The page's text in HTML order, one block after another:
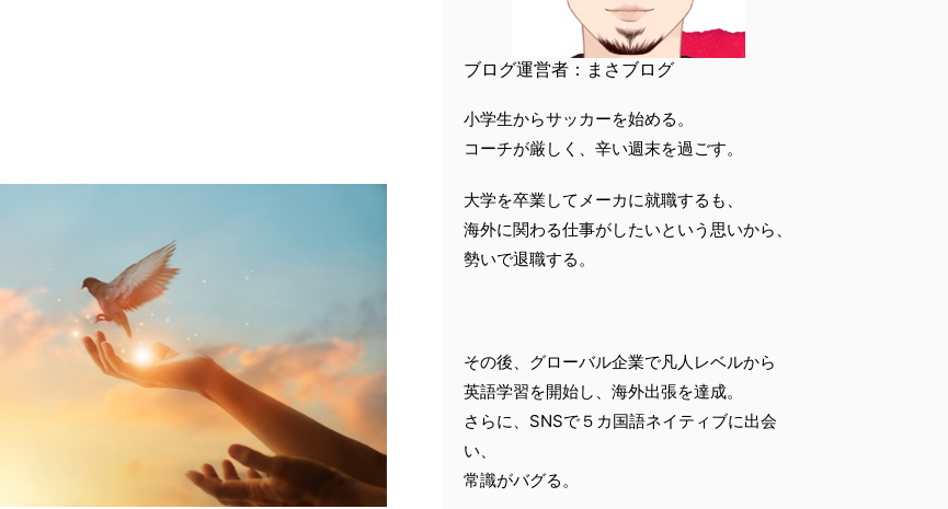
ブログ運営者：まさブログ
小学生からサッカーを始める。
コーチが厳しく、辛い週末を過ごす。
大学を卒業してメーカに就職するも、
海外に関わる仕事がしたいという思いから、
勢いで退職する。
その後、グローバル企業で凡人レベルから
英語学習を開始し、海外出張を達成。
さらに、SNSで５カ国語ネイティブに出会
い、
常識がバグる。